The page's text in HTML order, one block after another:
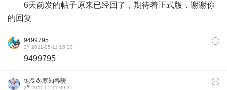
6天前发的帖子原来已经回了，期待着正式版，谢谢你
的回复
9499795
3# 2011-05-11 16:20
9499795
饱受冬寒知春暖
2# 2011-05-11 09:35